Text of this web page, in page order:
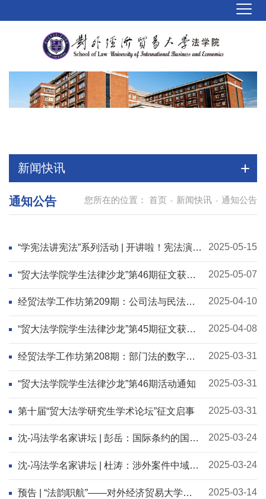
新闻快讯
您所在的位置： 首页 - 新闻快讯 - 通知公告
通知公告
“学宪法讲宪法”系列活动 | 开讲啦！宪法演讲
比赛等你来
2025-05-15
“贸大法学院学生法律沙龙”第46期征文获奖
名单
2025-05-07
经贸法学工作坊第209期：公司法与民法、
诉讼法的衔接适用
2025-04-10
“贸大法学院学生法律沙龙”第45期征文获奖
名单
2025-04-08
经贸法学工作坊第208期：部门法的数字化
之路
2025-03-31
“贸大法学院学生法律沙龙”第46期活动通知 2025-03-31
第十届“贸大法学研究生学术论坛”征文启事 2025-03-31
沈-冯法学名家讲坛 | 彭岳：国际条约的国内
解释
2025-03-24
沈-冯法学名家讲坛 | 杜涛：涉外案件中域外
法的查明和适用
2025-03-24
预告 | “法韵职航”——对外经济贸易大学
2025-03-14